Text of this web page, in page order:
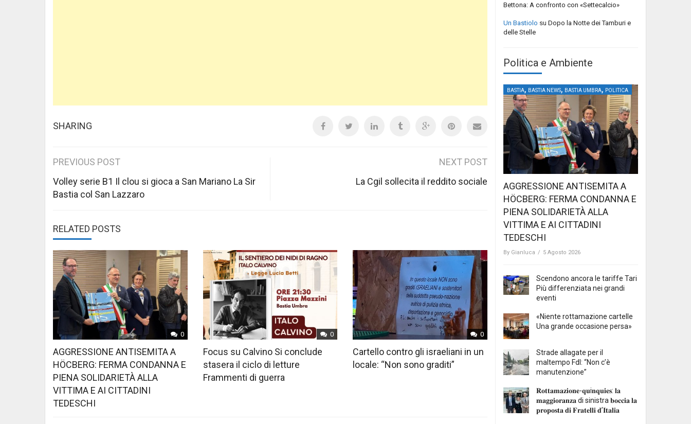
SHARING
Post
navigation
PREVIOUS POST
Volley serie B1 Il clou si gioca a San Mariano La Sir
Bastia col San Lazzaro
NEXT POST
La Cgil sollecita il reddito sociale
RELATED POSTS
0
AGGRESSIONE ANTISEMITA A
HÖCBERG: FERMA CONDANNA E
PIENA SOLIDARIETÀ ALLA
VITTIMA E AI CITTADINI
TEDESCHI
0
Focus su Calvino Si conclude
stasera il ciclo di letture
Frammenti di guerra
0
Cartello contro gli israeliani in un
locale: “Non sono graditi”
Bettona: A confronto con «Settecalcio»
Un Bastiolo su Dopo la Notte dei Tamburi e
delle Stelle
Politica e Ambiente
BASTIA, BASTIA NEWS, BASTIA UMBRA, POLITICA
AGGRESSIONE ANTISEMITA A
HÖCBERG: FERMA CONDANNA E
PIENA SOLIDARIETÀ ALLA
VITTIMA E AI CITTADINI
TEDESCHI
By Gianluca / 5 Agosto 2026
Scendono ancora le tariffe Tari
Più differenziata nei grandi
eventi
«Niente rottamazione cartelle
Una grande occasione persa»
Strade allagate per il
maltempo FdI: “Non c’è
manutenzione”
𝐑𝐨𝐭𝐭𝐚𝐦𝐚𝐳𝐢𝐨𝐧𝐞-𝐪𝐮i𝐧𝐪𝐮𝐢𝐞𝐬: 𝐥𝐚
𝐦𝐚𝐠𝐠𝐢𝐨𝐫𝐚𝐧𝐳𝐚 di sinistra 𝐛𝐨𝐜𝐜𝐢𝐚 𝐥𝐚
𝐩𝐫𝐨𝐩𝐨𝐬𝐭𝐚 𝐝𝐢 𝐅𝐫𝐚𝐭𝐞𝐥𝐥𝐢 𝐝’𝐈𝐭𝐚𝐥𝐢𝐚